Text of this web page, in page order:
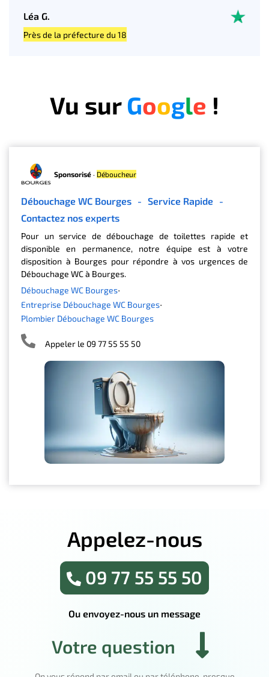
Léa G.
Près de la préfecture du 18
Vu surGoogle !
Sponsorisé · Déboucheur
Débouchage WC Bourges - Service Rapide -
Contactez nos experts
Pour un service de débouchage de toilettes rapide et
disponible en permanence, notre équipe est à votre
disposition à Bourges pour répondre à vos urgences de
Débouchage WC à Bourges.
Débouchage WC Bourges
Entreprise Débouchage WC Bourges
Plombier Débouchage WC Bourges
Appeler le 09 77 55 55 50
Appelez-nous
09 77 55 55 50
Ou envoyez-nous un message
Votre question